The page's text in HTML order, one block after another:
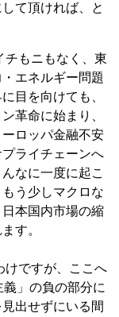
て頂ければ、と
チもニもなく、東
エネルギー問題
目を向けても、
革命に始まり、
ロッパ金融不安
ライチェーンへ
なに一度に起こ
う少しマクロな
本国内市場の縮
す。
けですが、ここへ
」の負の部分に
出せずにいる間